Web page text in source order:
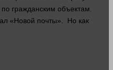
гражданским объектам.
«Новой почты». Но как